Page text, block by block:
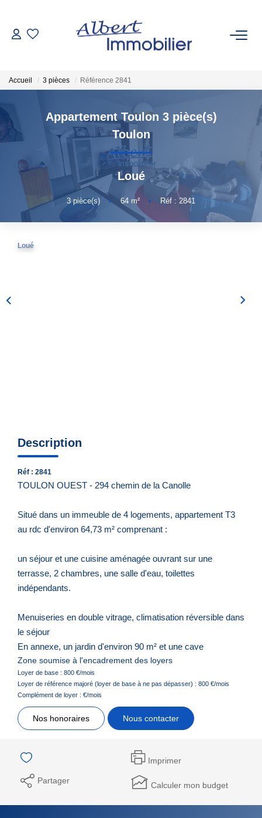
ESTIMATION
GESTION LOCATIVE
AGENCES
Accueil 3 pièces Référence 2841
Appartement Toulon 3 pièce(s)
Toulon
Loué
3pièce(s) • 64 m² • Réf : 2841
Loué
Description
Réf : 2841
TOULON OUEST - 294 chemin de la Canolle
Situé dans un immeuble de 4 logements, appartement T3
au rdc d'environ 64,73 m² comprenant :
un séjour et une cuisine aménagée ouvrant sur une
terrasse, 2 chambres, une salle d'eau, toilettes
indépendants.
Menuiseries en double vitrage, climatisation réversible dans
le séjour
En annexe, un jardin d'environ 90 m² et une cave
Zone soumise à l'encadrement des loyers
Loyer de base : 800 €/mois
Loyer de référence majoré (loyer de base à ne pas dépasser) : 800 €/mois
Complément de loyer : €/mois
Nos honoraires Nous contacter
Imprimer
Partager Calculer mon budget